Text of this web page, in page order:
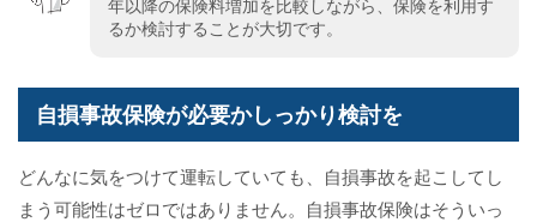
るか検討することが大切です。
自損事故保険が必要かしっかり検討を
どんなに気をつけて運転していても、自損事故を起こしてし
まう可能性はゼロではありません。自損事故保険はそういっ